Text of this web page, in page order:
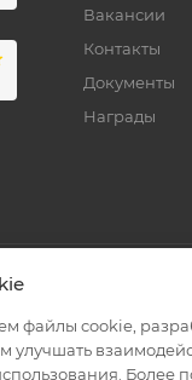
Вакансии
Контакты
Документы
Награды
- интернет-магазин
файлы cookie,
улучшать
Более